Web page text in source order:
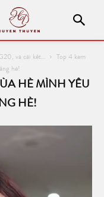
và cái kết…
Top 4 kem
hè!
HÈ MÌNH YÊU
HÈ!